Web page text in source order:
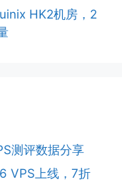
HK2机房，2
测评数据分享
VPS上线，7折